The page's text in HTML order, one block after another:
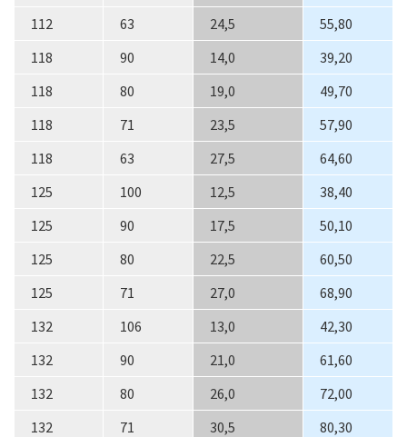
112
63 24,5
55,80
118
90 14,0
39,20
118
80 19,0
49,70
118
71 23,5
57,90
118
63 27,5
64,60
125
100 12,5
38,40
125
90 17,5
50,10
125
80 22,5
60,50
125
71 27,0
68,90
132
106 13,0
42,30
132
90 21,0
61,60
132
80 26,0
72,00
132
71 30,5
80,30